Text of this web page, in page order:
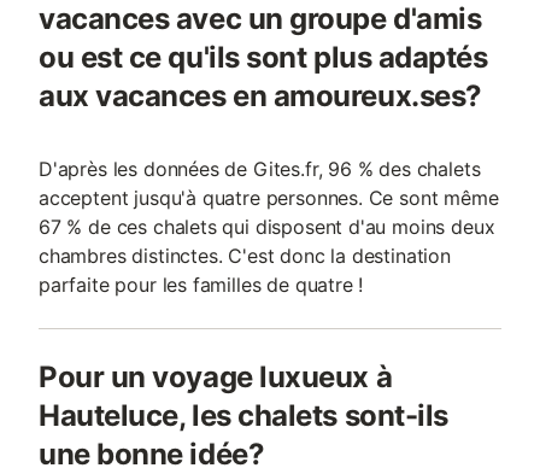
vacances avec un groupe d'amis
ou est ce qu'ils sont plus adaptés
aux vacances en amoureux.ses?
D'après les données de Gites.fr, 96 % des chalets
acceptent jusqu'à quatre personnes. Ce sont même
67 % de ces chalets qui disposent d'au moins deux
chambres distinctes. C'est donc la destination
parfaite pour les familles de quatre !
Pour un voyage luxueux à
Hauteluce, les chalets sont-ils
une bonne idée?